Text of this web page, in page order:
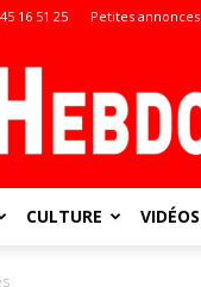
16 51 25 Petites annonces
CULTURE VIDÉOS